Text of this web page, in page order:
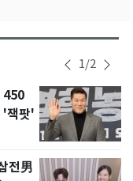
1/2
450
'잭팟'
전男